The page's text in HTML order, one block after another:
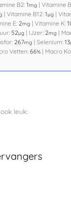
B2:1mg |Vitamine
|Vitamine B12:1µg |
E: 2mg |Vitamine K:
52µg | IJzer: 2mg |
267mg |Selenium:13
Vetten:66% | Macro
leuk: